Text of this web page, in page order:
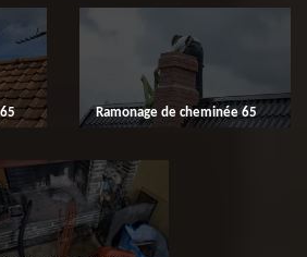
Ramonage de cheminée 65